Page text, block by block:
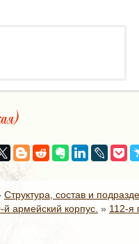
Структура, состав и
й армейский корпус. » 112-я